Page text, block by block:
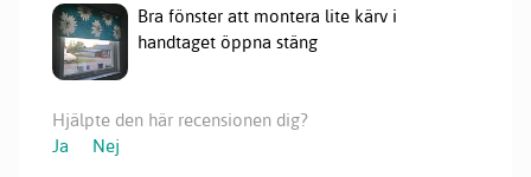
Bra fönster att montera lite kärv i
handtaget öppna stäng
Hjälpte den här recensionen dig?
Ja
Nej